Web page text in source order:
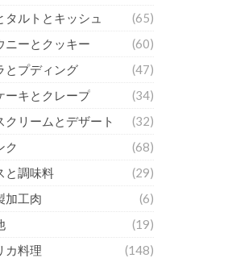
タルトとキッシュ
(65)
ニーとクッキー
(60)
とプディング
(47)
ーキとクレープ
(34)
クリームとデザート
(32)
ク
(68)
と調味料
(29)
加工肉
(6)
(19)
カ料理
(148)